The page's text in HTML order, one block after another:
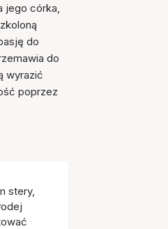
jego córka,
do
do
wyrazić
poprzez
stery,